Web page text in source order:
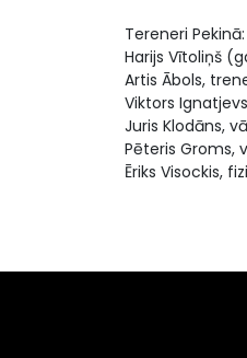
Tereneri Pekinā:
Harijs Vītoliņš
Artis Ābols,
Viktors
Juris Klodāns,
Pēteris Groms,
Ēriks Visockis,